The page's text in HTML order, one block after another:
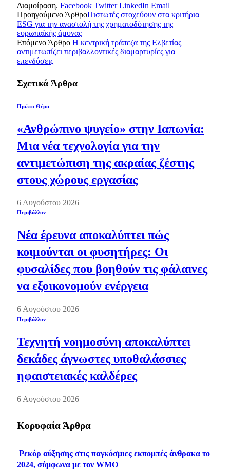
Διαμοίραση. Facebook Twitter LinkedIn Email
Προηγούμενο ΆρθροΠιστωτές στοχεύουν στα κριτήρια
ESG για την αναστολή της χρηματοδότησης της
ευρωπαϊκής άμυνας
Επόμενο Άρθρο Η κεντρική τράπεζα της Ελβετίας
αντιμετωπίζει περιβαλλοντικές διαμαρτυρίες για
επενδύσεις
Σχετικά Άρθρα
Πρώτο Θέμα
«Ανθρώπινο ψυγείο» στην Ιαπωνία:
Μια νέα τεχνολογία για την
αντιμετώπιση της ακραίας ζέστης
στους χώρους εργασίας
6 Αυγούστου 2026
Περιβάλλον
Νέα έρευνα αποκαλύπτει πώς
κοιμούνται οι φυσητήρες: Οι
φυσαλίδες που βοηθούν τις φάλαινες
να εξοικονομούν ενέργεια
6 Αυγούστου 2026
Περιβάλλον
Τεχνητή νοημοσύνη αποκαλύπτει
δεκάδες άγνωστες υποθαλάσσιες
ηφαιστειακές καλδέρες
6 Αυγούστου 2026
Κορυφαία Άρθρα
Ρεκόρ αύξησης στις παγκόσμιες εκπομπές άνθρακα το
2024, σύμφωνα με τον WMO